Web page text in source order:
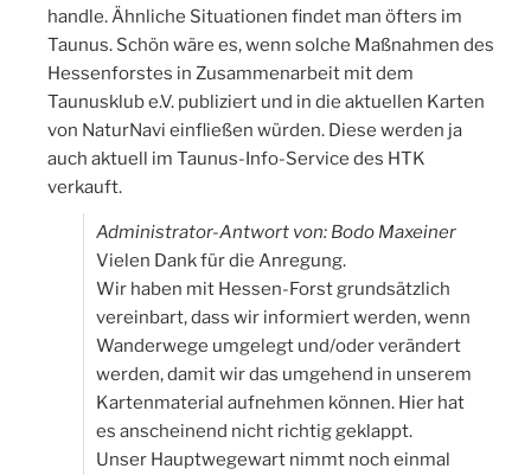
handle. Ähnliche Situationen findet man öfters im
Taunus. Schön wäre es, wenn solche Maßnahmen des
Hessenforstes in Zusammenarbeit mit dem
Taunusklub e.V. publiziert und in die aktuellen Karten
von NaturNavi einfließen würden. Diese werden ja
auch aktuell im Taunus-Info-Service des HTK
verkauft.
Administrator-Antwort von: Bodo Maxeiner
Vielen Dank für die Anregung.
Wir haben mit Hessen-Forst grundsätzlich
vereinbart, dass wir informiert werden, wenn
Wanderwege umgelegt und/oder verändert
werden, damit wir das umgehend in unserem
Kartenmaterial aufnehmen können. Hier hat
es anscheinend nicht richtig geklappt.
Unser Hauptwegewart nimmt noch einmal